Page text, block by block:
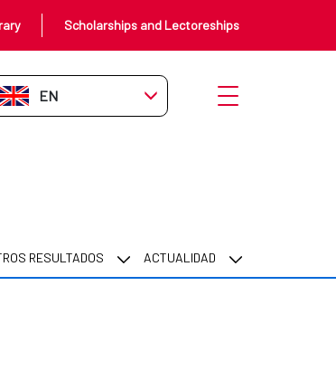
Scholarships and Lectoreships
EN-GB Open menu
RESULTADOS ACTUALIDAD